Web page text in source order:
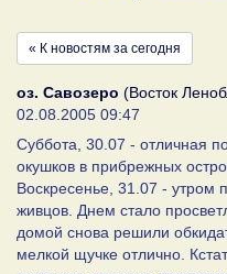
« К новостям за сегодня
оз. Савозеро (Восток
02.08.2005 09:47
Суббота, 30.07 - отличная
окушков в прибрежных
Воскресенье, 31.07 - утром
живцов. Днем стало
домой снова решили
мелкой щучке отлично.